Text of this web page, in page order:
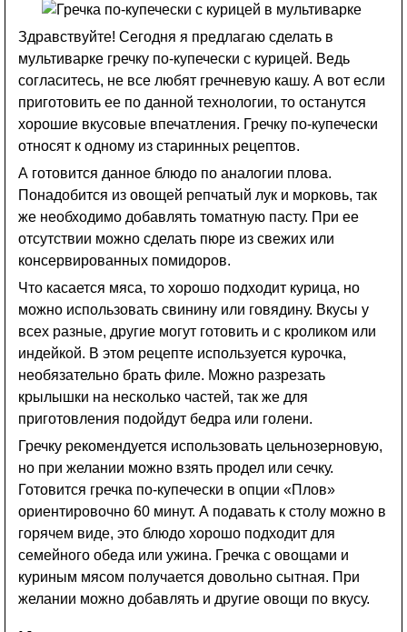
Здравствуйте! Сегодня я предлагаю сделать в
мультиварке гречку по-купечески с курицей. Ведь
согласитесь, не все любят гречневую кашу. А вот если
приготовить ее по данной технологии, то останутся
хорошие вкусовые впечатления. Гречку по-купечески
относят к одному из старинных рецептов.
А готовится данное блюдо по аналогии плова.
Понадобится из овощей репчатый лук и морковь, так
же необходимо добавлять томатную пасту. При ее
отсутствии можно сделать пюре из свежих или
консервированных помидоров.
Что касается мяса, то хорошо подходит курица, но
можно использовать свинину или говядину. Вкусы у
всех разные, другие могут готовить и с кроликом или
индейкой. В этом рецепте используется курочка,
необязательно брать филе. Можно разрезать
крылышки на несколько частей, так же для
приготовления подойдут бедра или голени.
Гречку рекомендуется использовать цельнозерновую,
но при желании можно взять продел или сечку.
Готовится гречка по-купечески в опции «Плов»
ориентировочно 60 минут. А подавать к столу можно в
горячем виде, это блюдо хорошо подходит для
семейного обеда или ужина. Гречка с овощами и
куриным мясом получается довольно сытная. При
желании можно добавлять и другие овощи по вкусу.